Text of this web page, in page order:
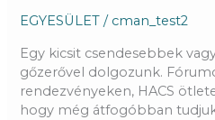
EGYESÜLET / cman_test2
Egy kicsit csendesebbek
gőzerővel dolgozunk.
rendezvényeken, HACS
hogy még átfogóbban